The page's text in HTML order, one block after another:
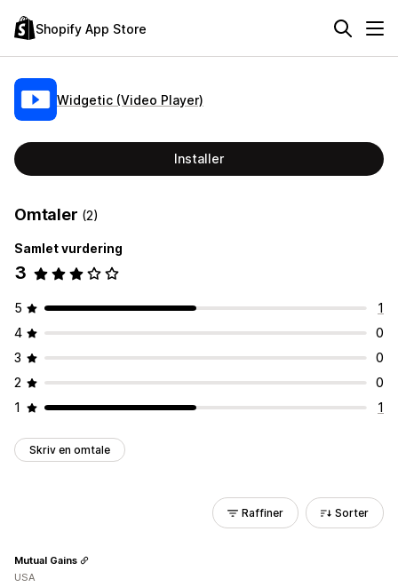
Shopify App Store
Widgetic (Video Player)
Installer
Omtaler (2)
Samlet vurdering
3
5
1
4
0
3
0
2
0
1
1
Skriv en omtale
Raffiner Sorter
Mutual Gains
USA